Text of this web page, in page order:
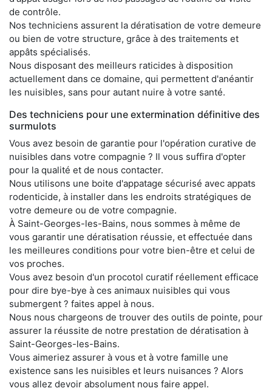
de contrôle.
Nos techniciens assurent la dératisation de votre demeure
ou bien de votre structure, grâce à des traitements et
appâts spécialisés.
Nous disposant des meilleurs raticides à disposition
actuellement dans ce domaine, qui permettent d'anéantir
les nuisibles, sans pour autant nuire à votre santé.
Des techniciens pour une extermination définitive des
surmulots
Vous avez besoin de garantie pour l'opération curative de
nuisibles dans votre compagnie ? Il vous suffira d'opter
pour la qualité et de nous contacter.
Nous utilisons une boite d'appatage sécurisé avec appats
rodenticide, à installer dans les endroits stratégiques de
votre demeure ou de votre compagnie.
À Saint-Georges-les-Bains, nous sommes à même de
vous garantir une dératisation réussie, et effectuée dans
les meilleures conditions pour votre bien-être et celui de
vos proches.
Vous avez besoin d'un procotol curatif réellement efficace
pour dire bye-bye à ces animaux nuisibles qui vous
submergent ? faites appel à nous.
Nous nous chargeons de trouver des outils de pointe, pour
assurer la réussite de notre prestation de dératisation à
Saint-Georges-les-Bains.
Vous aimeriez assurer à vous et à votre famille une
existence sans les nuisibles et leurs nuisances ? Alors
vous allez devoir absolument nous faire appel.